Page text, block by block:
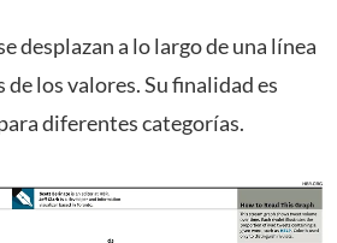
desplazan a lo largo de una línea
los valores. Su finalidad es
diferentes categorías.